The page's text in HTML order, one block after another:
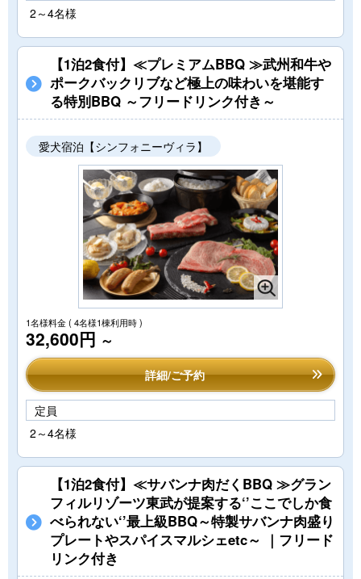
2～4名様
【1泊2食付】≪プレミアムBBQ ≫武州和牛や
ポークバックリブなど極上の味わいを堪能す
る特別BBQ ～フリードリンク付き～
愛犬宿泊【シンフォニーヴィラ】
1名様料金( 4名様1棟利用時 )
32,600円 ～
詳細/ご予約
定員
2～4名様
【1泊2食付】≪サバンナ肉だくBBQ ≫グラン
フィルリゾーツ東武が提案する‘’ここでしか食
べられない‘’最上級BBQ～特製サバンナ肉盛り
プレートやスパイスマルシェetc～ ｜フリード
リンク付き